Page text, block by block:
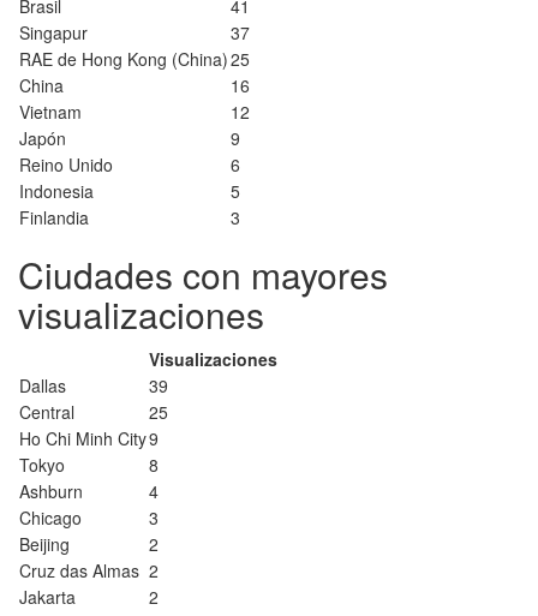
Brasil
41
Singapur
37
RAE de Hong Kong (China)25
China
16
Vietnam
12
Japón
9
Reino Unido
6
Indonesia
5
Finlandia
3
Ciudades con mayores
visualizaciones
Visualizaciones
Dallas
39
Central
25
Ho Chi Minh City9
Tokyo
8
Ashburn
4
Chicago
3
Beijing
2
Cruz das Almas 2
Jakarta
2